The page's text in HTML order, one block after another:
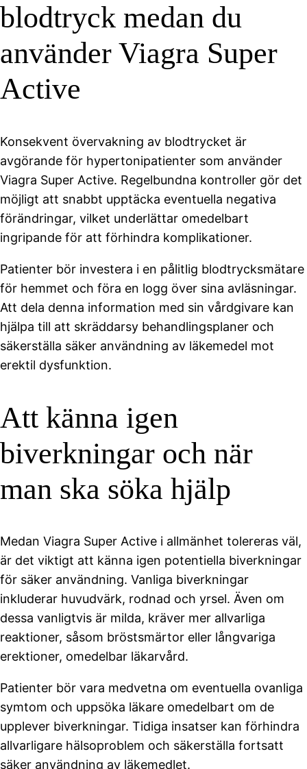
blodtryck medan du
använder Viagra Super
Active
Konsekvent övervakning av blodtrycket är
avgörande för hypertonipatienter som använder
Viagra Super Active. Regelbundna kontroller gör det
möjligt att snabbt upptäcka eventuella negativa
förändringar, vilket underlättar omedelbart
ingripande för att förhindra komplikationer.
Patienter bör investera i en pålitlig blodtrycksmätare
för hemmet och föra en logg över sina avläsningar.
Att dela denna information med sin vårdgivare kan
hjälpa till att skräddarsy behandlingsplaner och
säkerställa säker användning av läkemedel mot
erektil dysfunktion.
Att känna igen
biverkningar och när
man ska söka hjälp
Medan Viagra Super Active i allmänhet tolereras väl,
är det viktigt att känna igen potentiella biverkningar
för säker användning. Vanliga biverkningar
inkluderar huvudvärk, rodnad och yrsel. Även om
dessa vanligtvis är milda, kräver mer allvarliga
reaktioner, såsom bröstsmärtor eller långvariga
erektioner, omedelbar läkarvård.
Patienter bör vara medvetna om eventuella ovanliga
symtom och uppsöka läkare omedelbart om de
upplever biverkningar. Tidiga insatser kan förhindra
allvarligare hälsoproblem och säkerställa fortsatt
säker användning av läkemedlet.